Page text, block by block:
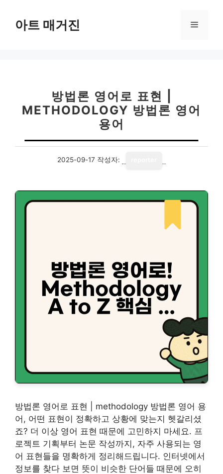
아트 매거진 메
방법론 영어로 표현 |
METHODOLOGY 방법론 영어
용어
2025-09-17 작성자:
방법론 영어로 표현 | methodology 방법론 영어 용
어, 어떤 표현이 정확하고 상황에 맞는지 헷갈리셨
죠? 더 이상 영어 표현 때문에 고민하지 마세요. 프
로젝트 기획부터 논문 작성까지, 자주 사용되는 영
어 표현들을 명확하게 정리해드립니다. 인터넷에서
정보를 찾다 보면 뜻이 비슷한 단어들 때문에 오히